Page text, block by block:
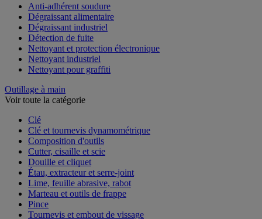
Anti-adhérent soudure
Dégraissant alimentaire
Dégraissant industriel
Détection de fuite
Nettoyant et protection électronique
Nettoyant industriel
Nettoyant pour graffiti
Outillage à main
Voir toute la catégorie
Clé
Clé et tournevis dynamométrique
Composition d'outils
Cutter, cisaille et scie
Douille et cliquet
Étau, extracteur et serre-joint
Lime, feuille abrasive, rabot
Marteau et outils de frappe
Pince
Tournevis et embout de vissage